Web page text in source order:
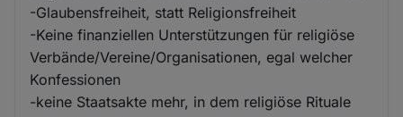
-Glaubensfreiheit, statt Religionsfreiheit
-Keine finanziellen Unterstützungen für religiöse
Verbände/Vereine/Organisationen, egal welcher
Konfessionen
-keine Staatsakte mehr, in dem religiöse Rituale